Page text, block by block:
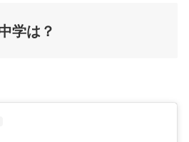
学は？